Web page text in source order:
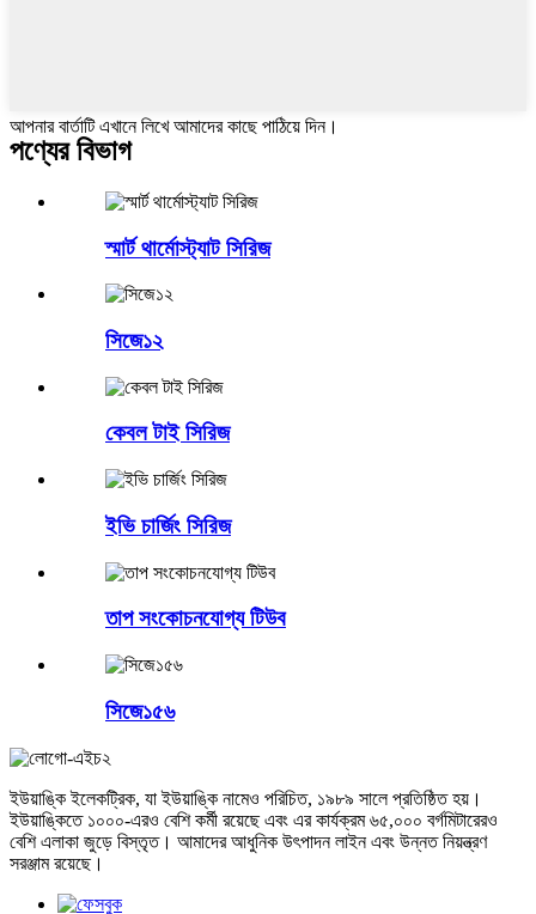
আপনার বার্তাটি এখানে লিখে আমাদের কাছে পাঠিয়ে দিন।
পণ্যের বিভাগ
স্মার্ট থার্মোস্ট্যাট সিরিজ
সিজে১২
কেবল টাই সিরিজ
ইভি চার্জিং সিরিজ
তাপ সংকোচনযোগ্য টিউব
সিজে১৫৬
ইউয়াঙ্কি ইলেকট্রিক, যা ইউয়াঙ্কি নামেও পরিচিত, ১৯৮৯ সালে প্রতিষ্ঠিত হয়।
ইউয়াঙ্কিতে ১০০০-এরও বেশি কর্মী রয়েছে এবং এর কার্যক্রম ৬৫,০০০ বর্গমিটারেরও
বেশি এলাকা জুড়ে বিস্তৃত। আমাদের আধুনিক উৎপাদন লাইন এবং উন্নত নিয়ন্ত্রণ
সরঞ্জাম রয়েছে।